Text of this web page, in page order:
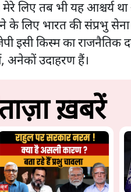
मेरे लिए तब भी यह आश्चर्य
के लिए भारत की संप्रभु
इसी किस्म का राजनैतिक
अनेकों उदाहरण हैं।
ख़बरें